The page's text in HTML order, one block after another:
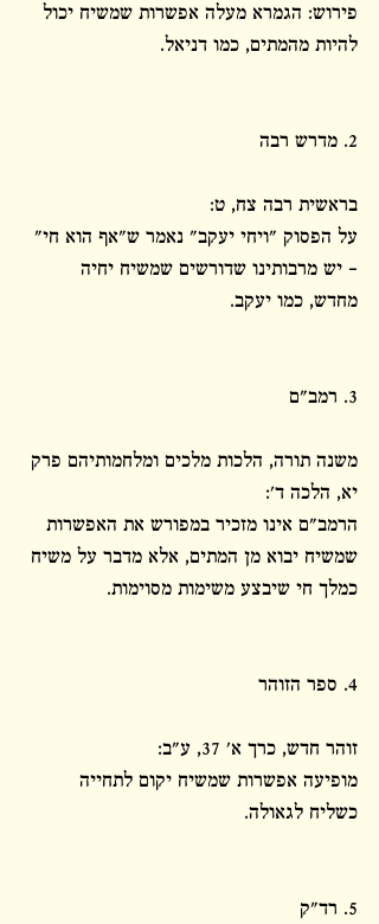
פירוש: הגמרא מעלה אפשרות שמשיח יכול
להיות מהמתים, כמו דניאל.
2. מדרש רבה
בראשית רבה צח, ט:
על הפסוק "ויחי יעקב" נאמר ש"אף הוא חי"
– יש מרבותינו שדורשים שמשיח יחיה
מחדש, כמו יעקב.
3. רמב"ם
משנה תורה, הלכות מלכים ומלחמותיהם פרק
יא, הלכה ד':
הרמב"ם אינו מזכיר במפורש את האפשרות
שמשיח יבוא מן המתים, אלא מדבר על משיח
כמלך חי שיבצע משימות מסוימות.
4. ספר הזוהר
זוהר חדש, כרך א' 37, ע"ב:
מופיעה אפשרות שמשיח יקום לתחייה
כשליח לגאולה.
5. רד"ק